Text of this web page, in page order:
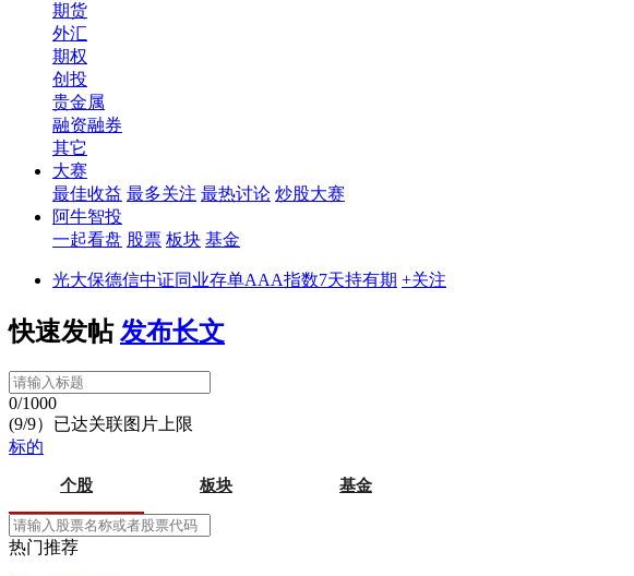
期货
外汇
期权
创投
贵金属
融资融券
其它
大赛
最佳收益 最多关注 最热讨论 炒股大赛
阿牛智投
一起看盘 股票 板块 基金
光大保德信中证同业存单AAA指数7天持有期 +关注
快速发帖 发布长文
0/1000
(9/9）已达关联图片上限
标的
个股 板块 基金
热门推荐